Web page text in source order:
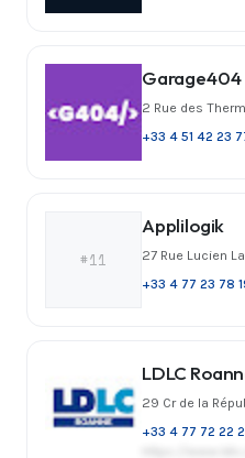
Garage404
2 Rue des
+33 4 51 42 23
#11
Applilogik
27 Rue Lucien
+33 4 77 23 78
LDLC
29 Cr de la
+33 4 77 72 22